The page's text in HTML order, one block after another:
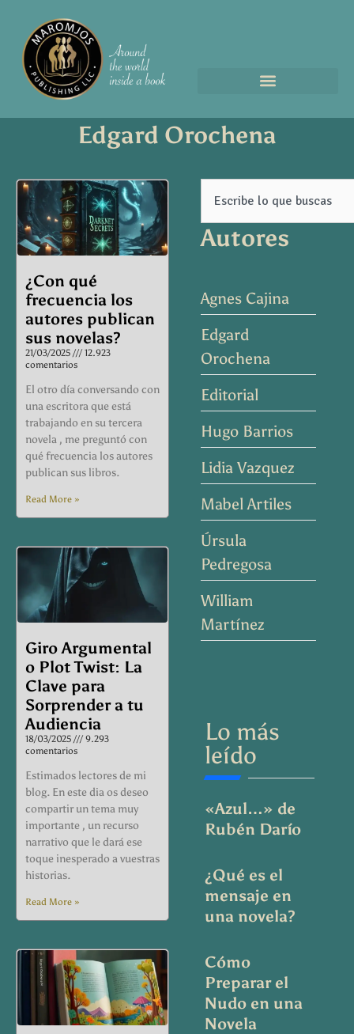
Edgard Orochena
¿Con qué
frecuencia los
autores publican
sus novelas?
21/03/2025
12.923
comentarios
El otro día conversando con
una escritora que está
trabajando en su tercera
novela , me preguntó con
qué frecuencia los autores
publican sus libros.
Read More »
Giro Argumental
o Plot Twist: La
Clave para
Sorprender a tu
Audiencia
18/03/2025
9.293
comentarios
Estimados lectores de mi
blog. En este dia os deseo
compartir un tema muy
importante , un recurso
narrativo que le dará ese
toque inesperado a vuestras
historias.
Read More »
PagePagePage Page
Autores
Agnes Cajina
Edgard
Orochena
Editorial
Hugo Barrios
Lidia Vazquez
Mabel Artiles
Úrsula
Pedregosa
William
Martínez
Lo más
leído
«Azul…» de
Rubén Darío
¿Qué es el
mensaje en
una novela?
Cómo
Preparar el
Nudo en una
Novela